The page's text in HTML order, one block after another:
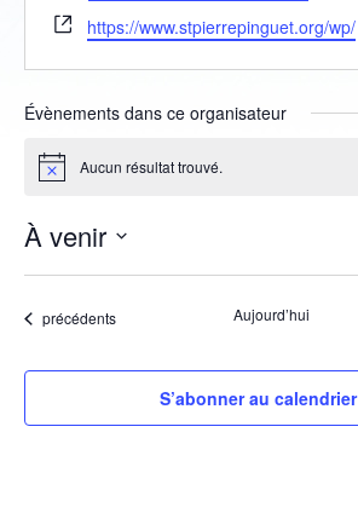
Site
web
https://www.stpierrepinguet.org/wp/
Évènements dans ce organisateur
Notice Aucun résultat trouvé.
À venir
date.
Évènements
précédents Aujourd’hui
S’abonner au calendrier